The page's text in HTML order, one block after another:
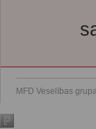
MFD Veselības